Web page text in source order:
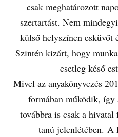
csak meghatározott
szertartást. Nem
külső helyszínen esküvőt
Szintén kizárt, hogy
esetleg késő
Mivel az anyakönyvezés
formában működik, így
továbbra is csak a
tanú jelenlétében. A